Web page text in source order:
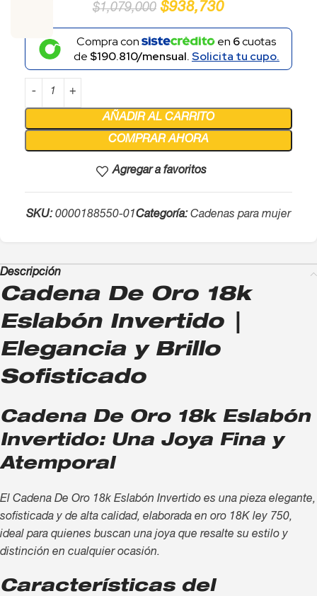
$1,079,000 $938,730
Compra con en 6cuotas
de $190.810/mensual.Solicita tu cupo.
AÑADIR AL CARRITO
COMPRAR AHORA
Agregar a favoritos
SKU:0000188550-01Categoría: Cadenas para mujer
Descripción
Cadena De Oro 18k
Eslabón Invertido |
Elegancia y Brillo
Sofisticado
Cadena De Oro 18k Eslabón
Invertido: Una Joya Fina y
Atemporal
El Cadena De Oro 18k Eslabón Invertido es una pieza elegante,
sofisticada y de alta calidad, elaborada en oro 18K ley 750,
ideal para quienes buscan una joya que resalte su estilo y
distinción en cualquier ocasión.
Características del